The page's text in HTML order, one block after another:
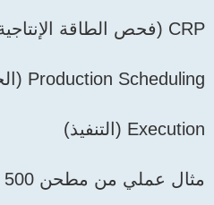
CRP (فحص الطاقة الإنتاجية)
Production Scheduling (الجدولة التفصيلية)
Execution (التنفيذ)
مثال عملي من مطحن 500 طن قمح/يوم